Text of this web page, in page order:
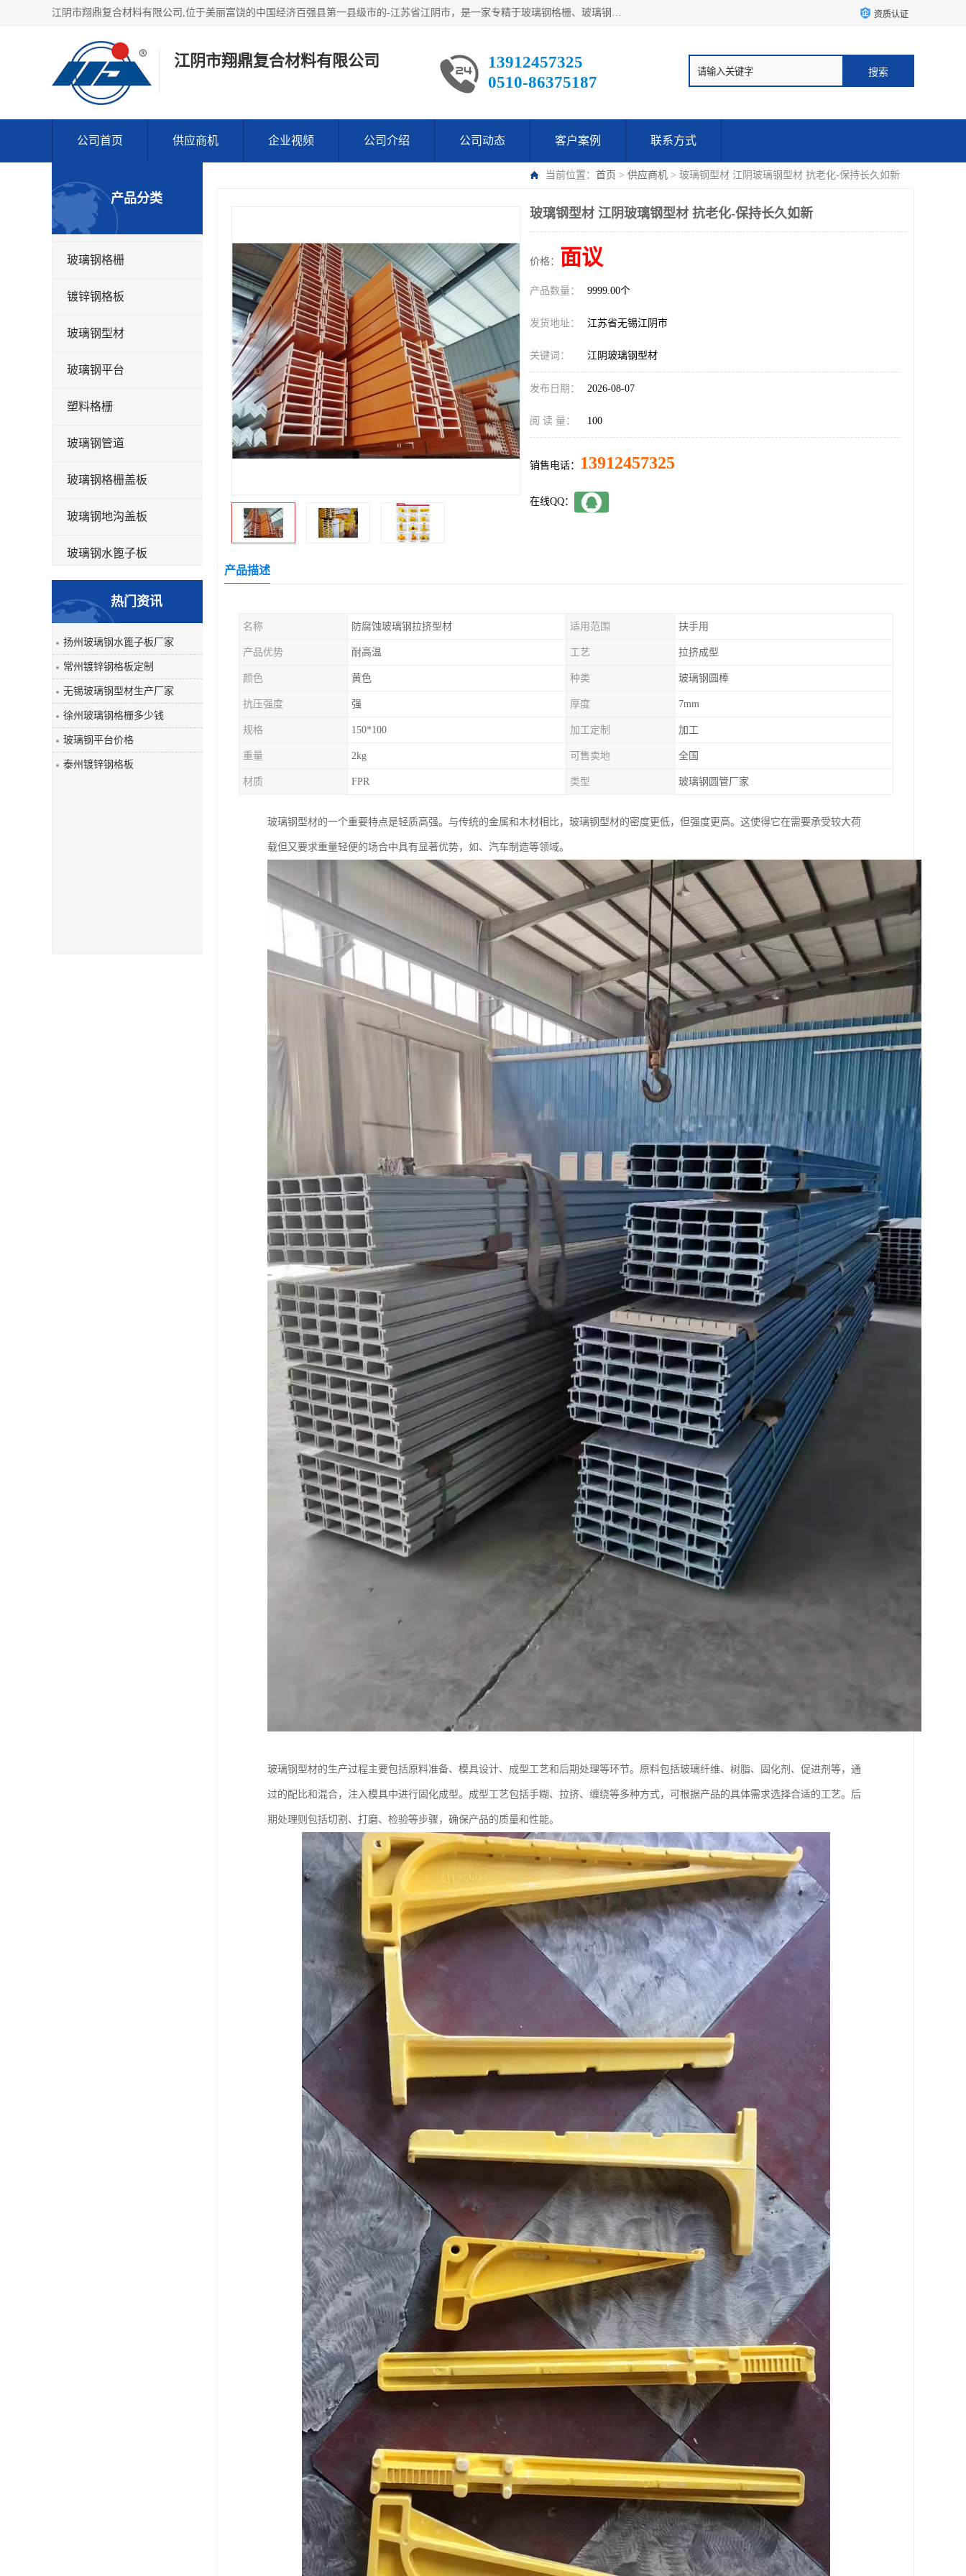
江阴市翔鼎复合材料有限公司,位于美丽富饶的中国经济百强县第一县级市的-江苏省江阴市，是一家专精于玻璃钢格栅、玻璃钢新材料,镀锌钢格板，机械设备生产制造及研发的科技型企业；公司产品已销往了世界多个国家和地区，公司人决心加倍努力愿与广大社会同仁精诚合作共创辉煌！ 资质认证
江阴市翔鼎复合材料有限公司
13912457325
0510-86375187
公司首页 供应商机 企业视频 公司介绍 公司动态 客户案例 联系方式
当前位置： 首页 > 供应商机 > 玻璃钢型材 江阴玻璃钢型材 抗老化-保持长久如新
产品分类
玻璃钢格栅
镀锌钢格板
玻璃钢型材
玻璃钢平台
塑料格栅
玻璃钢管道
玻璃钢格栅盖板
玻璃钢地沟盖板
玻璃钢水篦子板
玻璃钢平板
玻璃钢盖板
热门资讯
扬州玻璃钢水篦子板厂家
常州镀锌钢格板定制
无锡玻璃钢型材生产厂家
徐州玻璃钢格栅多少钱
玻璃钢平台价格
泰州镀锌钢格板
玻璃钢型材 江阴玻璃钢型材 抗老化-保持长久如新
价格： 面议
产品数量： 9999.00个
发货地址： 江苏省无锡江阴市
关键词： 江阴玻璃钢型材
发布日期： 2026-08-07
阅 读 量： 100
销售电话： 13912457325
在线QQ：
产品描述
名称 防腐蚀玻璃钢拉挤型材 适用范围 扶手用
产品优势 耐高温 工艺 拉挤成型
颜色 黄色 种类 玻璃钢圆棒
抗压强度 强 厚度 7mm
规格 150*100 加工定制 加工
重量 2kg 可售卖地 全国
材质 FPR 类型 玻璃钢圆管厂家
玻璃钢型材的一个重要特点是轻质高强。与传统的金属和木材相比，玻璃钢型材的密度更低，但强度更高。这使得它在需要承受较大荷
载但又要求重量轻便的场合中具有显著优势，如、汽车制造等领域。
玻璃钢型材的生产过程主要包括原料准备、模具设计、成型工艺和后期处理等环节。原料包括玻璃纤维、树脂、固化剂、促进剂等，通
过的配比和混合，注入模具中进行固化成型。成型工艺包括手糊、拉挤、缠绕等多种方式，可根据产品的具体需求选择合适的工艺。后
期处理则包括切割、打磨、检验等步骤，确保产品的质量和性能。